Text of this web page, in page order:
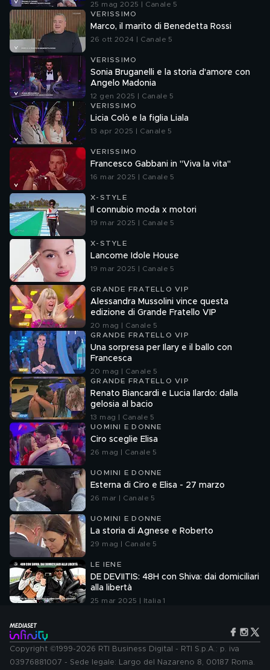
25 mag 2025 | Canale 5
VERISSIMO
Marco, il marito di Benedetta Rossi
26 ott 2024 | Canale 5
VERISSIMO
Sonia Bruganelli e la storia d'amore con
Angelo Madonia
12 gen 2025 | Canale 5
VERISSIMO
Licia Colò e la figlia Liala
13 apr 2025 | Canale 5
VERISSIMO
Francesco Gabbani in "Viva la vita"
16 mar 2025 | Canale 5
X-STYLE
Il connubio moda x motori
19 mar 2025 | Canale 5
X-STYLE
Lancome Idole House
19 mar 2025 | Canale 5
GRANDE FRATELLO VIP
Alessandra Mussolini vince questa
edizione di Grande Fratello VIP
20 mag | Canale 5
GRANDE FRATELLO VIP
Una sorpresa per Ilary e il ballo con
Francesca
20 mag | Canale 5
GRANDE FRATELLO VIP
Renato Biancardi e Lucia Ilardo: dalla
gelosia al bacio
13 mag | Canale 5
UOMINI E DONNE
Ciro sceglie Elisa
26 mag | Canale 5
UOMINI E DONNE
Esterna di Ciro e Elisa - 27 marzo
26 mar | Canale 5
UOMINI E DONNE
La storia di Agnese e Roberto
29 mag | Canale 5
LE IENE
DE DEVIITIS: 48H con Shiva: dai domiciliari
alla libertà
25 mar 2025 | Italia 1
Copyright ©1999-2026 RTI Business Digital - RTI S.p.A.: p. iva
03976881007 - Sede legale: Largo del Nazareno 8, 00187 Roma.